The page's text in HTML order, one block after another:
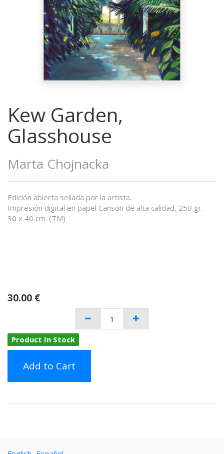
Kew Garden,
Glasshouse
Marta Chojnacka
Edición abierta sellada por la artista.
Impresión digital en papel Canson de alta calidad, 250 gr.
30 x 40 cm. (TM)
30.00 €
Product In Stock
Add to Cart